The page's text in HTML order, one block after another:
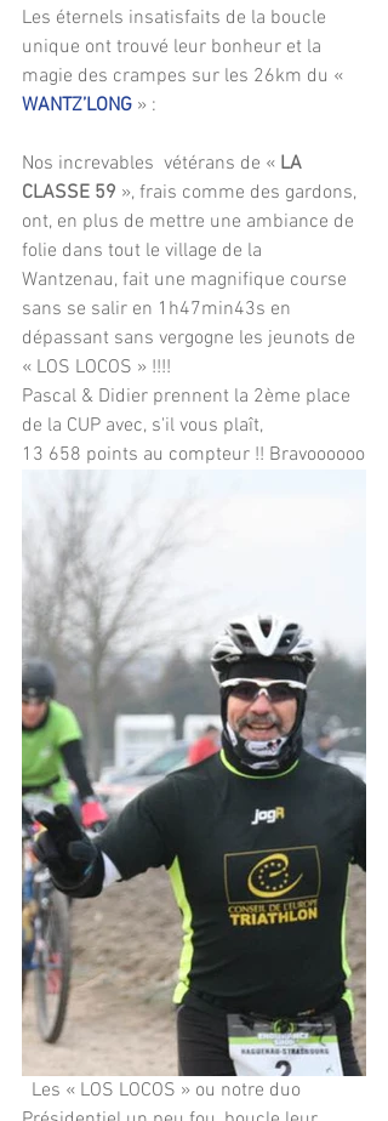
Les éternels insatisfaits de la boucle
unique ont trouvé leur bonheur et la
magie des crampes sur les 26km du «
WANTZ’LONG » :
Nos increvables  vétérans de « LA
CLASSE 59 », frais comme des gardons,
ont, en plus de mettre une ambiance de
folie dans tout le village de la
Wantzenau, fait une magnifique course
sans se salir en 1h47min43s en
dépassant sans vergogne les jeunots de
« LOS LOCOS » !!!!
Pascal & Didier prennent la 2ème place
de la CUP avec, s'il vous plaît,
13 658 points au compteur !! Bravoooooo